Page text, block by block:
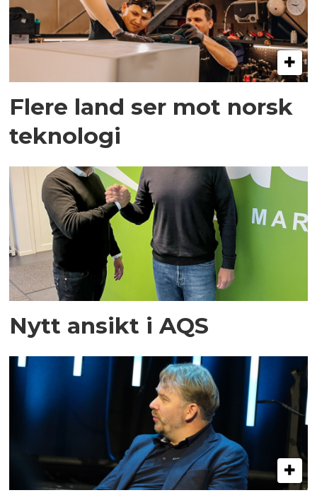
Flere land ser mot norsk
teknologi
Nytt ansikt i AQS